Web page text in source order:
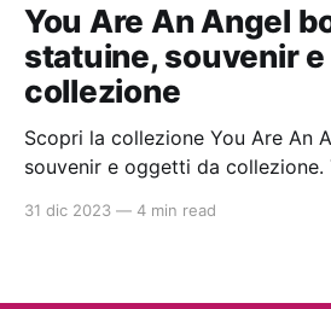
You Are An Angel
statuine, souvenir
collezione
Scopri la collezione You Are An
souvenir e oggetti da collezione.
31 dic 2023 — 4 min read